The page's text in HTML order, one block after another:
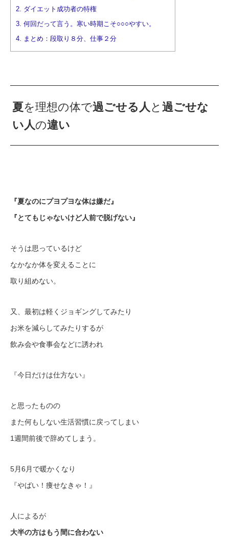
2. ダイエット成功者の特権
3. 何回だって言う。寒い時期こそ○○○やすい。
4. まとめ：段取り８分、仕事２分
夏を理想の体で過ごせる人と過ごせな
い人の違い
『夏なのにプヨプヨな体は嫌だ』
『とてもじゃないけど人前で脱げない』
そうは思っているけど
なかなか体を変えることに
取り組めない。
又、最初は軽くジョギングしてみたり
お米を減らしてみたりするが
飲み会や食事会などに誘われ
『今日だけは仕方ない』
と思ったものの
また何もしない生活習慣に戻ってしまい
1週間前後で辞めてしまう。
5月6月で暖かくなり
『やばい！痩せなきゃ！』
人によるが
大半の方はもう間に合わない